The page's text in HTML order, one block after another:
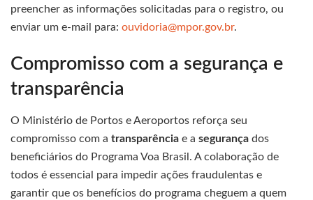
preencher as informações solicitadas para o registro, ou
enviar um e-mail para: ouvidoria@mpor.gov.br.
Compromisso com a segurança e
transparência
O Ministério de Portos e Aeroportos reforça seu
compromisso com a transparência e a segurança dos
beneficiários do Programa Voa Brasil. A colaboração de
todos é essencial para impedir ações fraudulentas e
garantir que os benefícios do programa cheguem a quem